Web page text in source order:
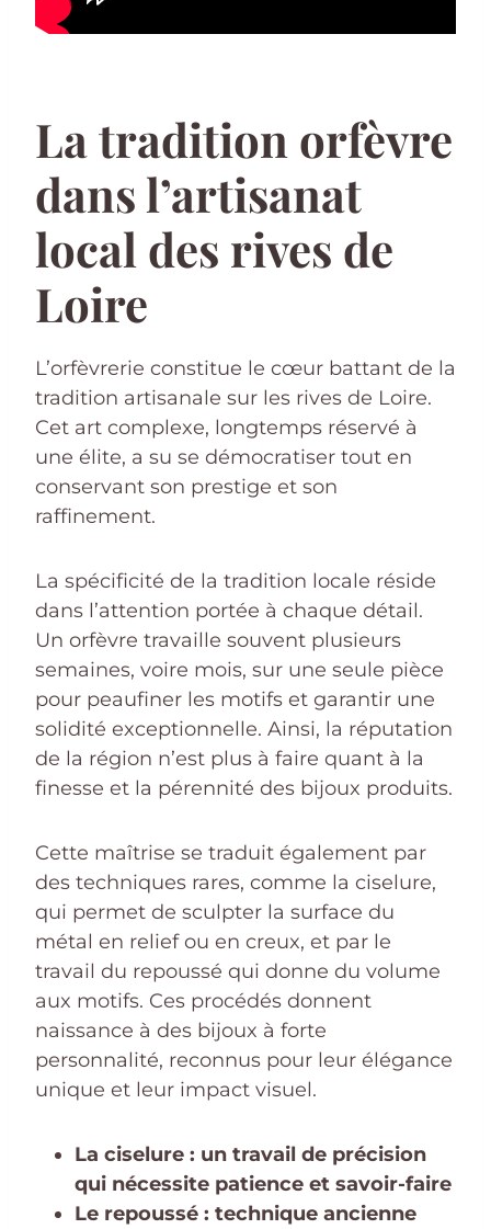
La tradition orfèvre
dans l’artisanat
local des rives de
Loire
L’orfèvrerie constitue le cœur battant de la
tradition artisanale sur les rives de Loire.
Cet art complexe, longtemps réservé à
une élite, a su se démocratiser tout en
conservant son prestige et son
raffinement.
La spécificité de la tradition locale réside
dans l’attention portée à chaque détail.
Un orfèvre travaille souvent plusieurs
semaines, voire mois, sur une seule pièce
pour peaufiner les motifs et garantir une
solidité exceptionnelle. Ainsi, la réputation
de la région n’est plus à faire quant à la
finesse et la pérennité des bijoux produits.
Cette maîtrise se traduit également par
des techniques rares, comme la ciselure,
qui permet de sculpter la surface du
métal en relief ou en creux, et par le
travail du repoussé qui donne du volume
aux motifs. Ces procédés donnent
naissance à des bijoux à forte
personnalité, reconnus pour leur élégance
unique et leur impact visuel.
La ciselure : un travail de précision
qui nécessite patience et savoir-faire
Le repoussé : technique ancienne